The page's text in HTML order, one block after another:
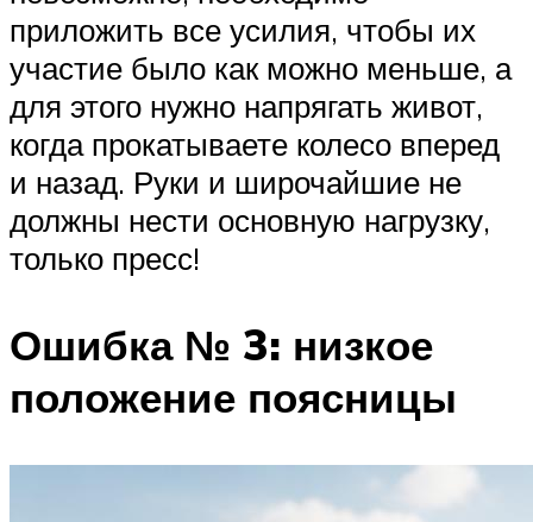
приложить все усилия, чтобы их
участие было как можно меньше, а
для этого нужно напрягать живот,
когда прокатываете колесо вперед
и назад. Руки и широчайшие не
должны нести основную нагрузку,
только пресс!
Ошибка № 3: низкое
положение поясницы